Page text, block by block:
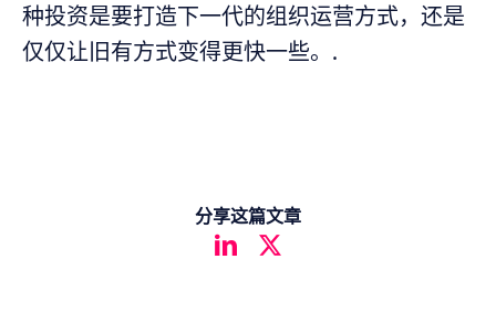
种投资是要打造下一代的组织运营方式，还是
仅仅让旧有方式变得更快一些。.
分享这篇文章